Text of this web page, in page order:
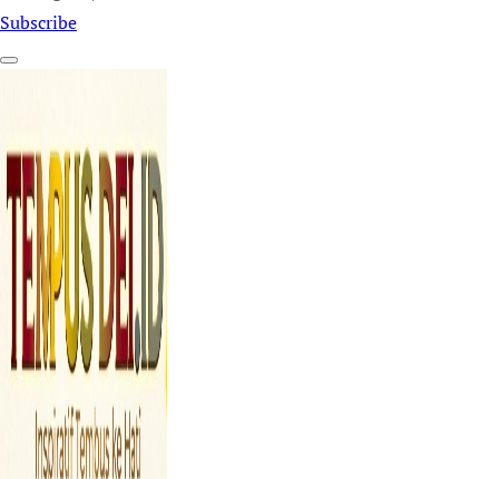
Subscribe